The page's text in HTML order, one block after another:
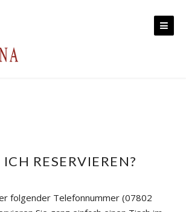
RESERVIEREN?
folgender Telefonnummer (07802